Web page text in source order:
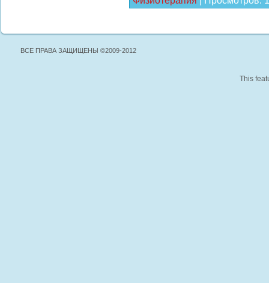
ВСЕ ПРАВА ЗАЩИЩЕНЫ ©2009-2012
This